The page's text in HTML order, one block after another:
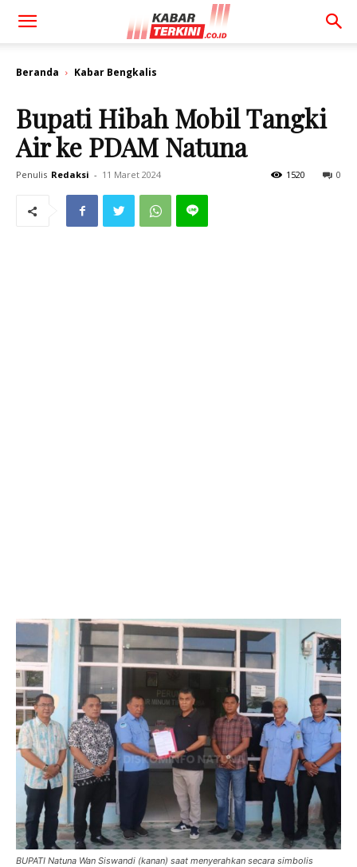
Beranda Kabar Bengkalis
Bupati Hibah Mobil Tangki
Air ke PDAM Natuna
Penulis Redaksi - 11 Maret 2024 0
1520
BUPATI Natuna Wan Siswandi (kanan) saat menyerahkan secara simbolis